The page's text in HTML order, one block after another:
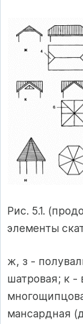
Рис. 5.1.
элементы
ж, з -
шатровая; к -
мансардная